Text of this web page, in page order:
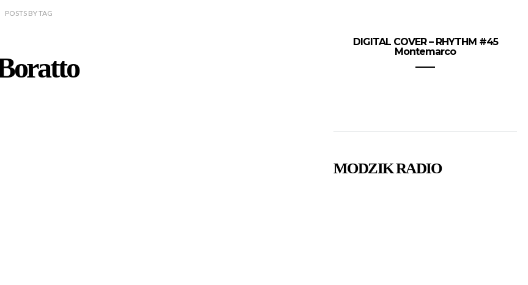
POSTS BYTAG
DIGITAL COVER – RHYTHM #45
Montemarco
MODZIK RADIO